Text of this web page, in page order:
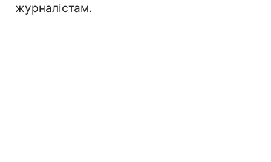
журналістам.